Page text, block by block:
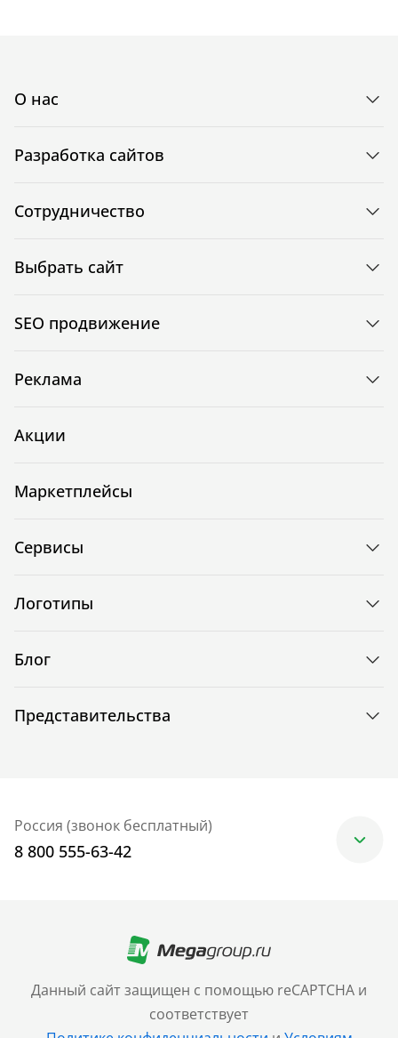
Данный сайт защищен с помощью reCAPTCHA и
соответствует
О нас
Разработка сайтов
Сотрудничество
Выбрать сайт
SEO продвижение
Реклама
Акции
Маркетплейсы
Сервисы
Логотипы
Блог
Представительства
Россия (звонок бесплатный)
8 800 555-63-42
+7 (499) 705-30-10
Санкт-Петербург
+7 (812) 600-77-33